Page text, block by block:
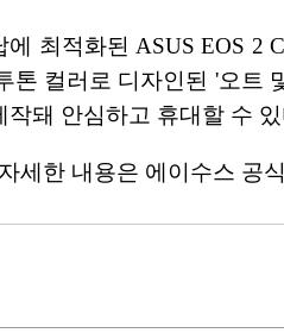
최적화된 ASUS EOS 2
톤 컬러로 디자인된 '오트
돼 안심하고 휴대할 수
세한 내용은 에이수스 공